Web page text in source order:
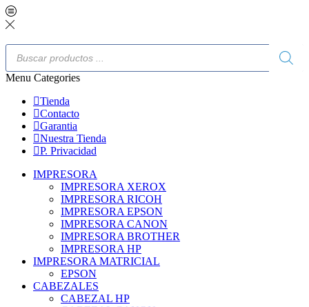
Menu Categories
Tienda
Contacto
Garantia
Nuestra Tienda
P. Privacidad
IMPRESORA
IMPRESORA XEROX
IMPRESORA RICOH
IMPRESORA EPSON
IMPRESORA CANON
IMPRESORA BROTHER
IMPRESORA HP
IMPRESORA MATRICIAL
EPSON
CABEZALES
CABEZAL HP